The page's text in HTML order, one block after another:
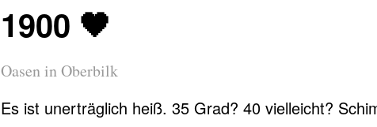
1900 🖤
Oasen in Oberbilk
Es ist unerträglich heiß. 35 Grad? 40 vielleicht?